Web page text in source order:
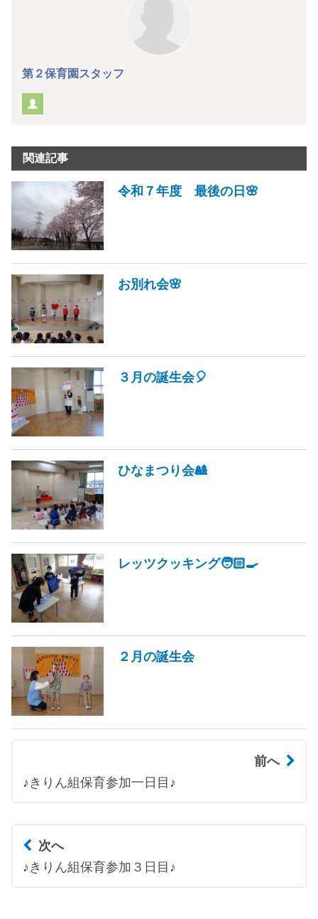
第２保育園スタッフ
関連記事
令和７年度 最後の日🌸
お別れ会🌸
３月の誕生会🎈
ひなまつり会🎎
レッツクッキング🧑🏻‍🍳
２月の誕生会
前へ
♪きりん組保育参加一日目♪
次へ
♪きりん組保育参加３日目♪